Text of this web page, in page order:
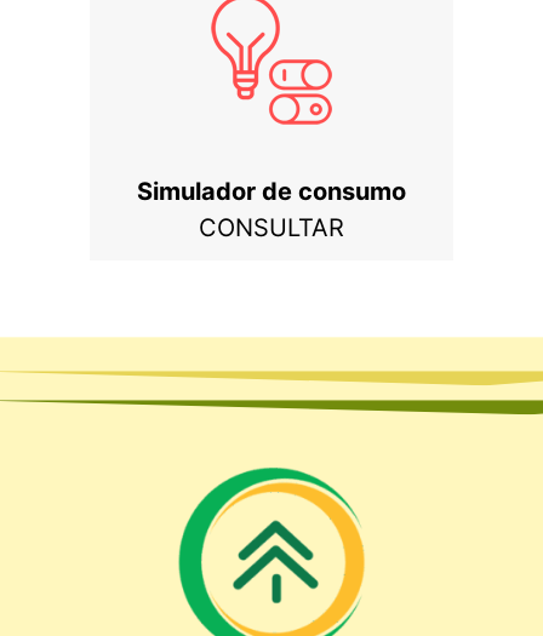
Simulador de consumo
CONSULTAR